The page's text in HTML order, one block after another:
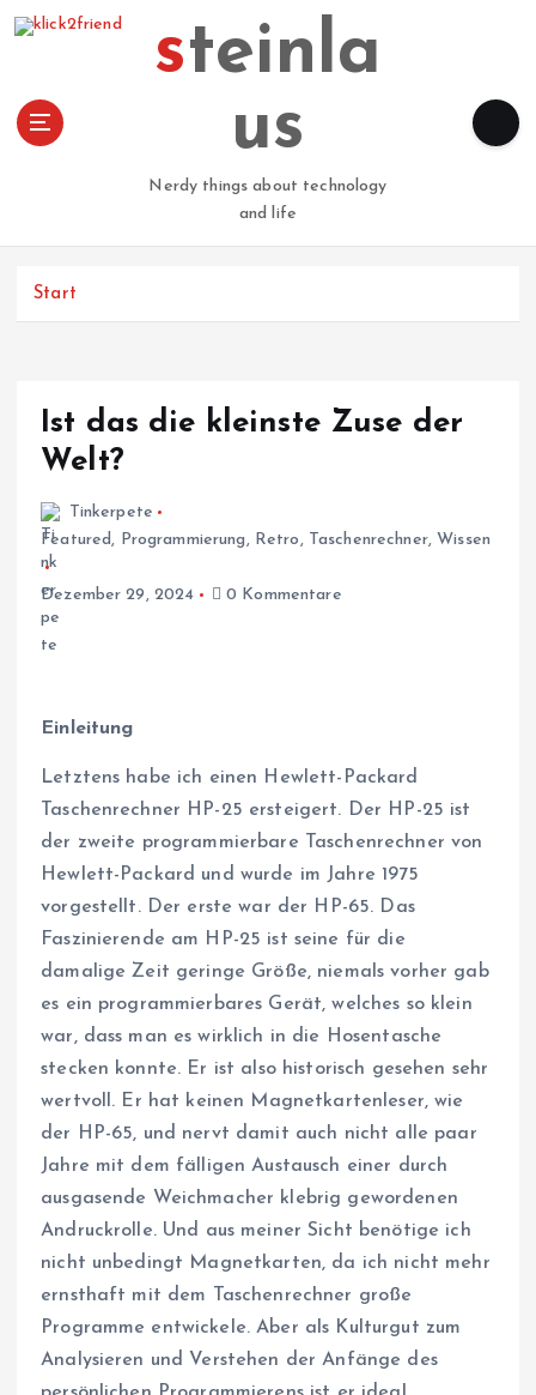
steinla
us
Nerdy things about technology
and life
Start
Ist das die kleinste Zuse der
Welt?
Tinkerpete
Featured, Programmierung, Retro, Taschenrechner, Wissen
Dezember 29, 2024 0 Kommentare
Einleitung
Letztens habe ich einen Hewlett-Packard
Taschenrechner HP-25 ersteigert. Der HP-25 ist
der zweite programmierbare Taschenrechner von
Hewlett-Packard und wurde im Jahre 1975
vorgestellt. Der erste war der HP-65. Das
Faszinierende am HP-25 ist seine für die
damalige Zeit geringe Größe, niemals vorher gab
es ein programmierbares Gerät, welches so klein
war, dass man es wirklich in die Hosentasche
stecken konnte. Er ist also historisch gesehen sehr
wertvoll. Er hat keinen Magnetkartenleser, wie
der HP-65, und nervt damit auch nicht alle paar
Jahre mit dem fälligen Austausch einer durch
ausgasende Weichmacher klebrig gewordenen
Andruckrolle. Und aus meiner Sicht benötige ich
nicht unbedingt Magnetkarten, da ich nicht mehr
ernsthaft mit dem Taschenrechner große
Programme entwickele. Aber als Kulturgut zum
Analysieren und Verstehen der Anfänge des